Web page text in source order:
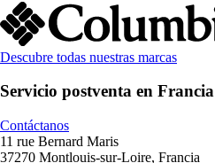
Descubre todas nuestras marcas
Servicio postventa en Francia
Contáctanos
11 rue Bernard Maris
37270 Montlouis-sur-Loire, Francia